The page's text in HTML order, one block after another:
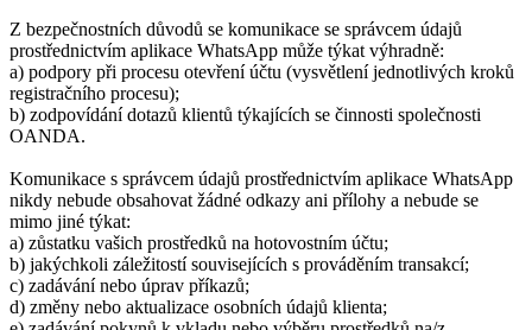
Z bezpečnostních důvodů se komunikace se správcem údajů
prostřednictvím aplikace WhatsApp může týkat výhradně:
a) podpory při procesu otevření účtu (vysvětlení jednotlivých kroků
registračního procesu);
b) zodpovídání dotazů klientů týkajících se činnosti společnosti
OANDA.
Komunikace s správcem údajů prostřednictvím aplikace WhatsApp
nikdy nebude obsahovat žádné odkazy ani přílohy a nebude se
mimo jiné týkat:
a) zůstatku vašich prostředků na hotovostním účtu;
b) jakýchkoli záležitostí souvisejících s prováděním transakcí;
c) zadávání nebo úprav příkazů;
d) změny nebo aktualizace osobních údajů klienta;